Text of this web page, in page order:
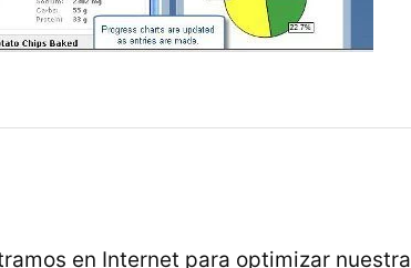
en Internet para optimizar nuestra